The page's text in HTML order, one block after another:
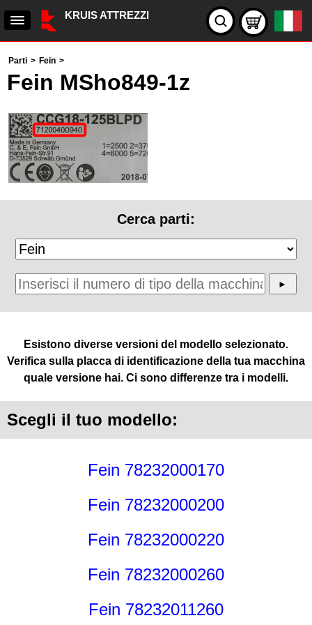
KRUIS ATTREZZI
Parti > Fein >
Fein MSho849-1z
Cerca parti:
Esistono diverse versioni del modello selezionato.
Verifica sulla placca di identificazione della tua macchina
quale versione hai. Ci sono differenze tra i modelli.
Scegli il tuo modello:
Fein 78232000170
Fein 78232000200
Fein 78232000220
Fein 78232000260
Fein 78232011260